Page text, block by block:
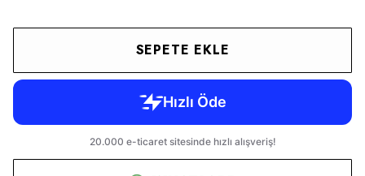
SEPETE EKLE